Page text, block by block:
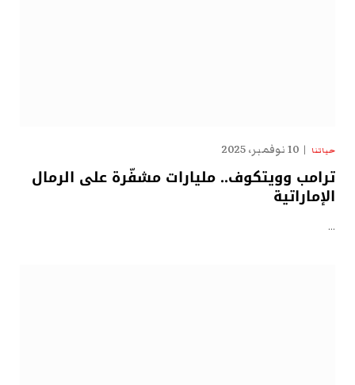
حياتنا 10 نوفمبر، 2025
ترامب وويتكوف.. مليارات مشفّرة على الرمال
الإماراتية
…